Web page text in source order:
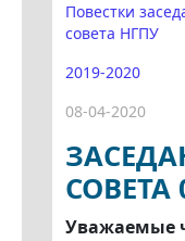
Повестки
совета НГПУ
2019-2020
08-04-2020
СОВЕТА
Уважаемые